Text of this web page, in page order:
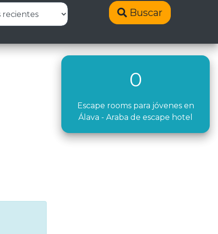
Buscar
0
Escape rooms para jóvenes en
Álava - Araba de escape hotel